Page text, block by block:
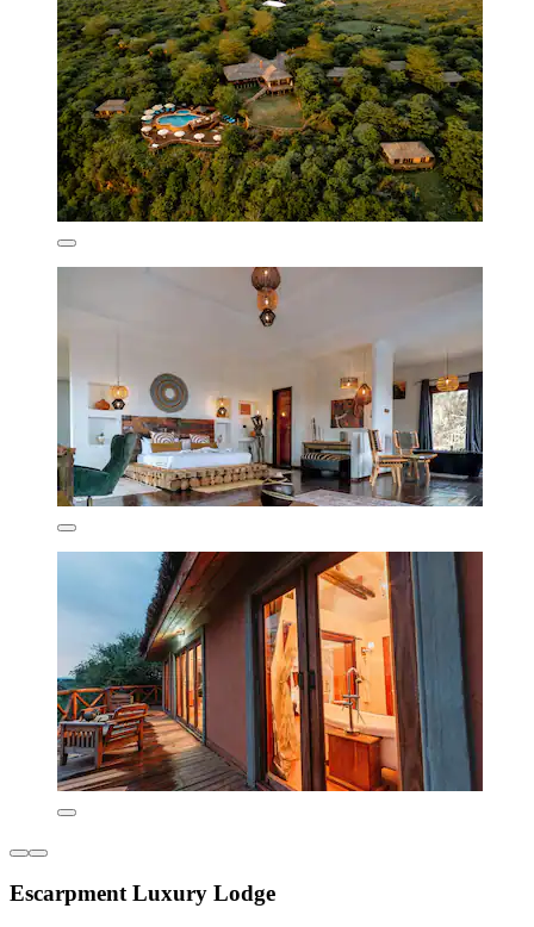
Escarpment Luxury Lodge